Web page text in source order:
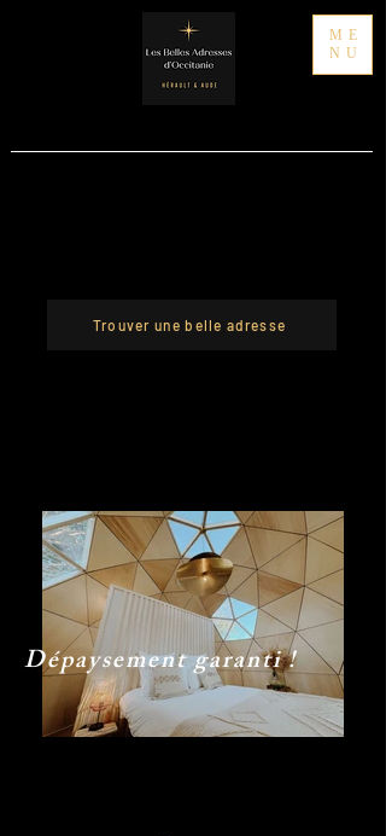
Trouver une belle adresse
ME
NU
Dépaysement garanti !